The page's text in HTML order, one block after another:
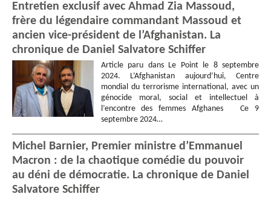
Entretien exclusif avec Ahmad Zia Massoud,
frère du légendaire commandant Massoud et
ancien vice-président de l’Afghanistan. La
chronique de Daniel Salvatore Schiffer
Article paru dans Le Point le 8 septembre
2024. L’Afghanistan aujourd’hui, Centre
mondial du terrorisme international, avec un
génocide moral, social et intellectuel à
l’encontre des femmes Afghanes Ce 9
septembre 2024…
Michel Barnier, Premier ministre d’Emmanuel
Macron : de la chaotique comédie du pouvoir
au déni de démocratie. La chronique de Daniel
Salvatore Schiffer